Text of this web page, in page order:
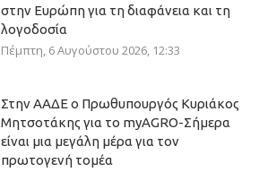
στην Ευρώπη για τη διαφάνεια και τη
λογοδοσία
Πέμπτη, 6 Αυγούστου 2026, 12:33
Στην ΑΑΔΕ ο Πρωθυπουργός Κυριάκος
Μητσοτάκης για το myAGRO-Σήμερα
είναι μια μεγάλη μέρα για τον
πρωτογενή τομέα